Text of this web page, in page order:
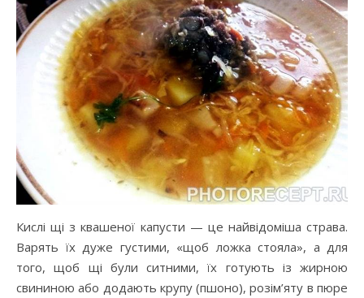
Кислі щі з квашеної капусти — це найвідоміша страва.
Варять їх дуже густими, «щоб ложка стояла», а для
того, щоб щі були ситними, їх готують із жирною
свининою або додають крупу (пшоно), розім’яту в пюре